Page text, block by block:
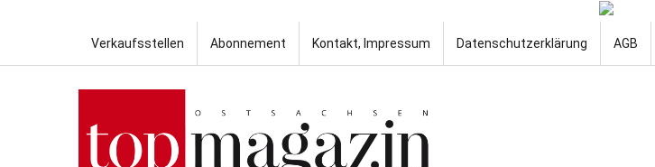
Verkaufsstellen Abonnement Kontakt, Impressum Datenschutzerklärung AGB